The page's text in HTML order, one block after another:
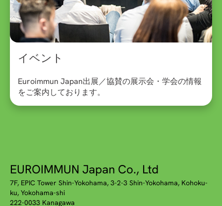
イベント
Euroimmun Japan出展／協賛の展示会・学会の情報
をご案内しております。
EUROIMMUN Japan Co., Ltd
7F, EPIC Tower Shin-Yokohama, 3-2-3 Shin-Yokohama, Kohoku-
ku, Yokohama-shi
222-0033 Kanagawa